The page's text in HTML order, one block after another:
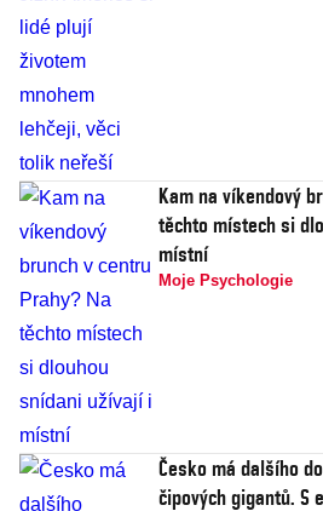
Kam na víkendový
těchto místech si
místní
Moje Psychologie
Česko má dalšího
čipových gigantů. S